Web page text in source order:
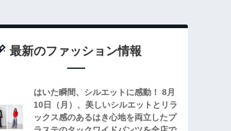
最新のファッション情報
はいた瞬間、シルエットに感動！ 8月
10日（月）、美しいシルエットとリラ
ックス感のあるはき心地を両立したプ